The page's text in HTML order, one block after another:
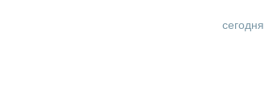
сегодня